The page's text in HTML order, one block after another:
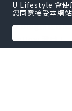
攻略及活動情報
U Blog開咗
Follow 我哋！
U Lifestyle 會使
您同意接受本網